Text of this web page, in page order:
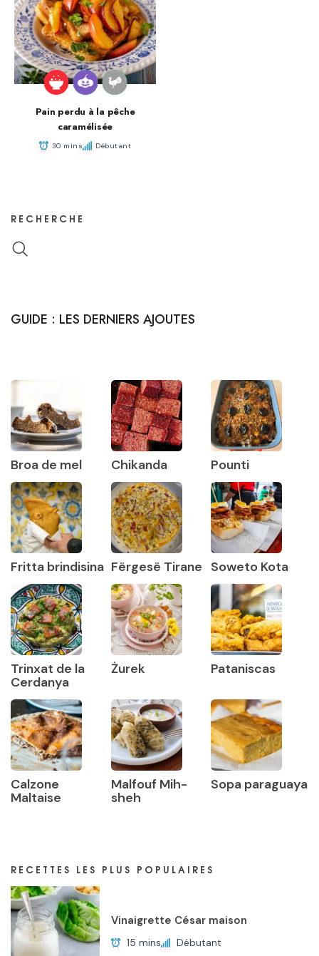
Pain perdu à la pêche
caramélisée
30 mins Débutant
RECHERCHE
GUIDE : LES DERNIERS AJOUTES
Broa de mel Chikanda Pounti
Fritta brindisina Fërgesë Tirane Soweto Kota
Trinxat de la
Cerdanya
Żurek Pataniscas
Calzone
Maltaise
Malfouf Mih-
sheh
Sopa paraguaya
RECETTES LES PLUS POPULAIRES
Vinaigrette César maison
15 mins Débutant